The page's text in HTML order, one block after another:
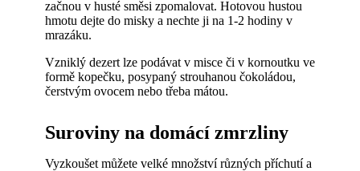
začnou v husté směsi zpomalovat. Hotovou hustou
hmotu dejte do misky a nechte ji na 1-2 hodiny v
mrazáku.
Vzniklý dezert lze podávat v misce či v kornoutku ve
formě kopečku, posypaný strouhanou čokoládou,
čerstvým ovocem nebo třeba mátou.
Suroviny na domácí zmrzliny
Vyzkoušet můžete velké množství různých příchutí a